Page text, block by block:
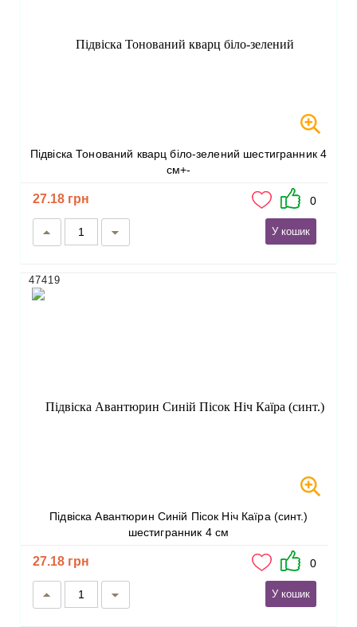
Підвіска Тонований кварц біло-зелений шестигранник 4
см+-
27.18 грн 0
У кошик
Підвіска Авантюрин Синій Пісок Ніч Каїра (синт.)
шестигранник 4 см
47419
27.18 грн 0
У кошик